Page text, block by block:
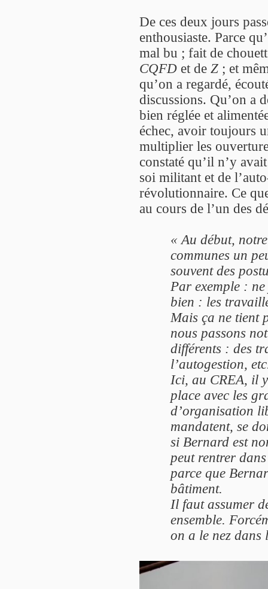
De ces deux jours
enthousiaste. Parce
mal bu ; fait de
CQFD et de Z ; et
qu’on a regardé,
discussions. Qu’on a
bien réglée et
échec, avoir toujours
multiplier les
constaté qu’il n’y
soi militant et de
révolutionnaire. Ce
au cours de l’un des
« Au début,
communes un
souvent des
Par exemple :
bien : les
Mais ça ne tient
nous passons
différents : des
l’autogestion,
Ici, au CREA, il
place avec les
d’organisation
mandatent, se
si Bernard est
peut rentrer
parce que
bâtiment.
Il faut assumer
ensemble.
on a le nez dans